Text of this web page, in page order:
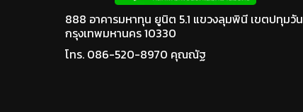
888 อาคารมหาทุน ยูนิต 5.1 แขวงลุมพินี เขตปทุมวัน
กรุงเทพมหานคร 10330
โทร. 086-520-8970 คุณณัฐ